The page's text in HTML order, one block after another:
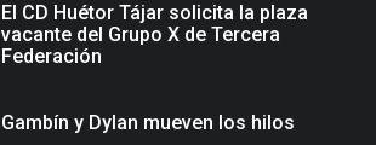
El CD Huétor Tájar solicita la plaza
vacante del Grupo X de Tercera
Federación
Gambín y Dylan mueven los hilos